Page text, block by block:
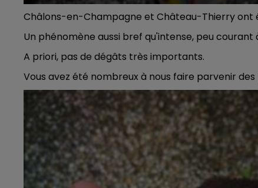
Châlons-en-Champagne et Château-Thierry ont
Un phénomène aussi bref qu'intense, peu
A priori, pas de dégâts très importants.
Vous avez été nombreux à nous faire parvenir